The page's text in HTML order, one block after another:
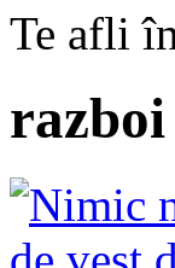
Te afli
razboi